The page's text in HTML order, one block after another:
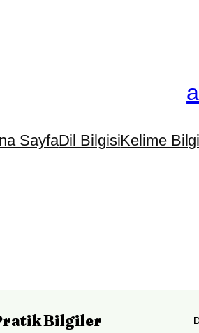
SayfaDil BilgisiKelime
Bilgiler